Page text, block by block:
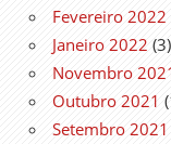
Fevereiro 2022
Janeiro 2022 (3)
Novembro
Outubro 2021
Setembro 2021